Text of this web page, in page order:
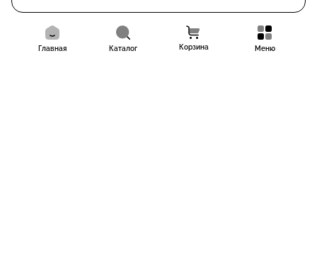
Главная Каталог Корзина Меню